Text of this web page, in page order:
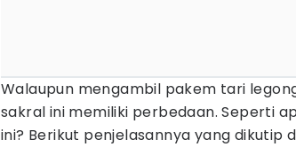
Walaupun mengambil pakem tari
sakral ini memiliki perbedaan. Seperti
ini? Berikut penjelasannya yang dikutip